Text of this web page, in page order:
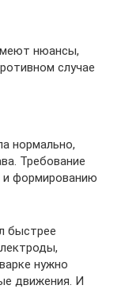
нюансы,
случае
нормально,
Требование
и формированию
быстрее
нужно
движения. И